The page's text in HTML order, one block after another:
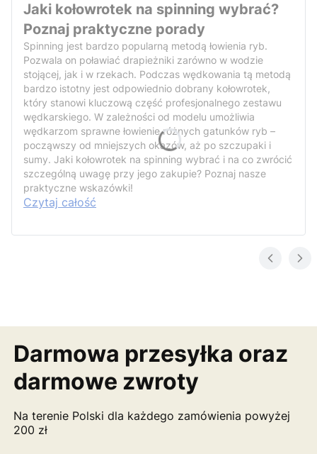
Jaki kołowrotek na spinning wybrać?
Poznaj praktyczne porady
Spinning jest bardzo popularną metodą łowienia ryb.
Pozwala on poławiać drapieżniki zarówno w wodzie
stojącej, jak i w rzekach. Podczas wędkowania tą metodą
bardzo istotny jest odpowiednio dobrany kołowrotek,
który stanowi kluczową część profesjonalnego zestawu
wędkarskiego. W zależności od modelu umożliwia
wędkarzom sprawne łowienie różnych gatunków ryb –
począwszy od mniejszych okazów, aż po szczupaki i
sumy. Jaki kołowrotek na spinning wybrać i na co zwrócić
szczególną uwagę przy jego zakupie? Poznaj nasze
praktyczne wskazówki!
Czytaj całość
Darmowa przesyłka oraz
darmowe zwroty
Na terenie Polski dla każdego zamówienia powyżej
200 zł